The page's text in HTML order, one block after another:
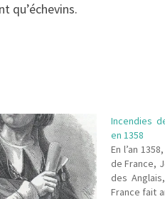
qu’échevins.
Incendies
en 1358
En l’an
de France,
des
France fait